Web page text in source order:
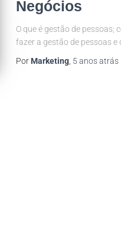
Negócios
O que é gestão de pessoas;
fazer a gestão de pessoas
Por Marketing 5 anosatrás